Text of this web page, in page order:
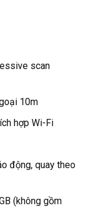
scan
10m
hợp Wi-Fi
động, quay theo
(không gồm